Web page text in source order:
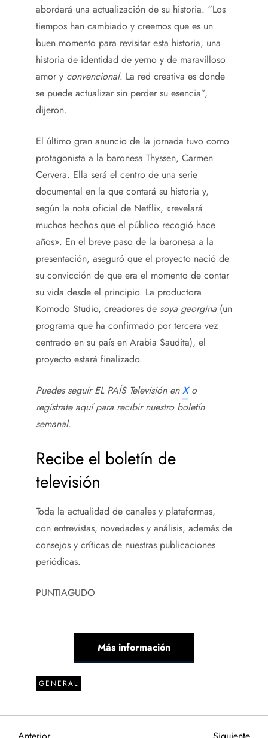
abordará una actualización de su historia. “Los
tiempos han cambiado y creemos que es un
buen momento para revisitar esta historia, una
historia de identidad de yerno y de maravilloso
amor y convencional. La red creativa es donde
se puede actualizar sin perder su esencia”,
dijeron.
El último gran anuncio de la jornada tuvo como
protagonista a la baronesa Thyssen, Carmen
Cervera. Ella será el centro de una serie
documental en la que contará su historia y,
según la nota oficial de Netflix, «revelará
muchos hechos que el público recogió hace
años». En el breve paso de la baronesa a la
presentación, aseguró que el proyecto nació de
su convicción de que era el momento de contar
su vida desde el principio. La productora
Komodo Studio, creadores de soya georgina (un
programa que ha confirmado por tercera vez
centrado en su país en Arabia Saudita), el
proyecto estará finalizado.
Puedes seguir EL PAÍS Televisión enXo
regístrate aquí para recibirnuestro boletín
semanal.
Recibe el boletín de
televisión
Toda la actualidad de canales y plataformas,
con entrevistas, novedades y análisis, además de
consejos y críticas de nuestras publicaciones
periódicas.
PUNTIAGUDO
Más información
GENERAL
Entrada